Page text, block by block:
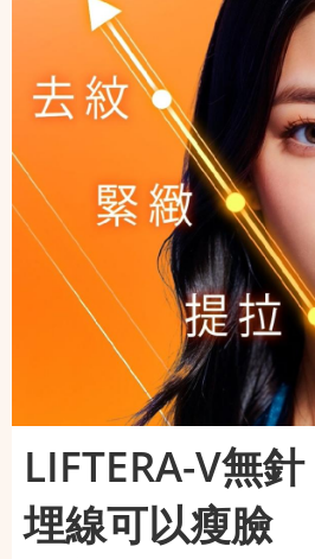
LIFTERA-V無針
埋線可以瘦臉